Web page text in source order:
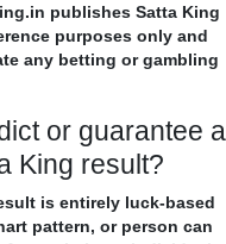
publishes Satta King
purposes only and
any betting or gambling
or guarantee a
King result?
is entirely luck-based
pattern, or person can